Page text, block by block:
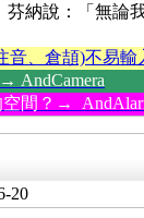
芬納說：「無論
音、倉頡)不易
AndCamera
空間？→
20